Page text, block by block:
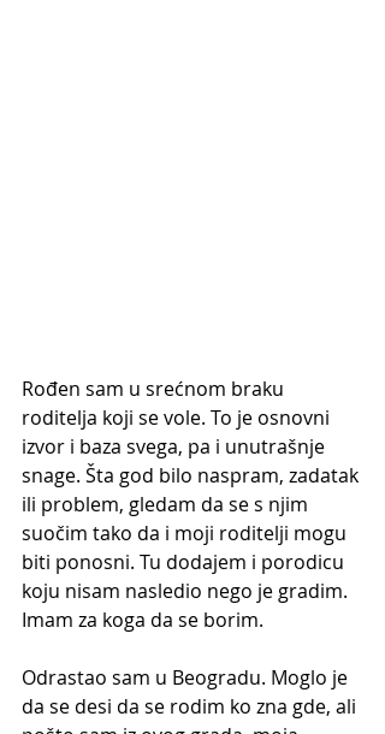
Rođen sam u srećnom braku
roditelja koji se vole. To je osnovni
izvor i baza svega, pa i unutrašnje
snage. Šta god bilo naspram, zadatak
ili problem, gledam da se s njim
suočim tako da i moji roditelji mogu
biti ponosni. Tu dodajem i porodicu
koju nisam nasledio nego je gradim.
Imam za koga da se borim.
Odrastao sam u Beogradu. Moglo je
da se desi da se rodim ko zna gde, ali